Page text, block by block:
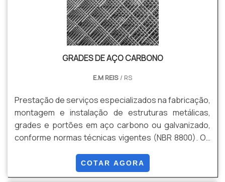
GRADES DE AÇO CARBONO
E.M REIS/ RS
Prestação de serviços especializados na fabricação,
montagem e instalação de estruturas metálicas,
grades e portões em aço carbono ou galvanizado,
conforme normas técnicas vigentes (NBR 8800). Os
de modelagem estrutural, garantindo precisão e
segurança. As soluções podem incluir pintura
COTAR AGORA